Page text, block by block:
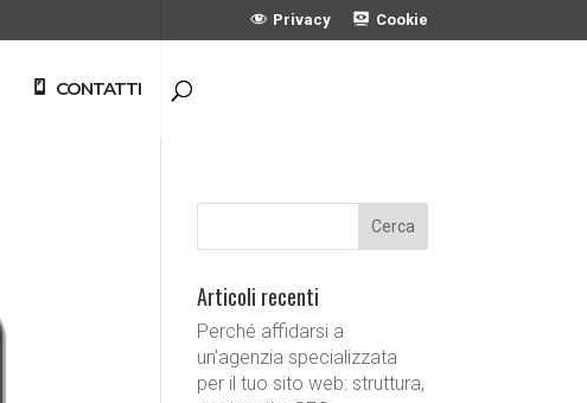
Privacy Cookie
CONTATTI
Articoli recenti
Perché affidarsi a
un’agenzia specializzata
per il tuo sito web: struttura,